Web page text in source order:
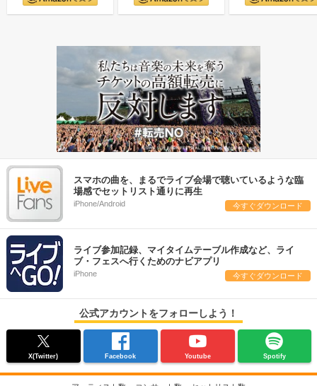
スマホの曲を、まるでライブ会場で聴いているような臨
場感でセットリスト通りに再生
iPhone/Android 今すぐダウンロード
ライブ参加記録、マイタイムテーブル作成など、ライ
ブ・フェスへ行くためのナビアプリ
iPhone 今すぐダウンロード
公式アカウントをフォローしよう！
X(Twitter) Facebook Youtube Spotify